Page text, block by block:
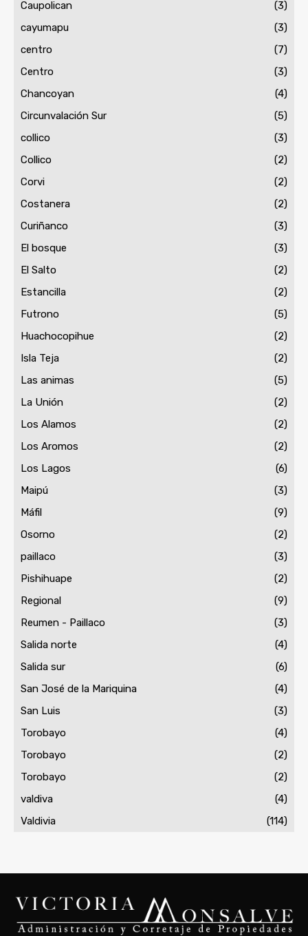
Caupolican
(3)
cayumapu
(3)
centro
(7)
Centro
(3)
Chancoyan
(4)
Circunvalación Sur
(5)
collico
(3)
Collico
(2)
Corvi
(2)
Costanera
(2)
Curiñanco
(3)
El bosque
(3)
El Salto
(2)
Estancilla
(2)
Futrono
(5)
Huachocopihue
(2)
Isla Teja
(2)
Las animas
(5)
La Unión
(2)
Los Alamos
(2)
Los Aromos
(2)
Los Lagos
(6)
Maipú
(3)
Máfil
(9)
Osorno
(2)
paillaco
(3)
Pishihuape
(2)
Regional
(9)
Reumen - Paillaco
(3)
Salida norte
(4)
Salida sur
(6)
San José de la Mariquina
(4)
San Luis
(3)
Torobayo
(4)
Torobayo
(2)
Torobayo
(2)
valdiva
(4)
Valdivia
(114)